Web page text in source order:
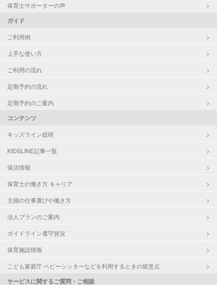
保育士サポーターの声
ガイド
ご利用例
上手な使い方
ご利用の流れ
定期予約の流れ
定期予約のご案内
コンテンツ
キッズライン総研
KIDSLINE記事一覧
保活情報
保育士の働き方 キャリア
主婦の仕事選びや働き方
法人プランのご案内
ガイドライン遵守状況
保育施設情報
こども家庭庁 ベビーシッターなどを利用するときの留意点
サービスに関するご質問・ご相談